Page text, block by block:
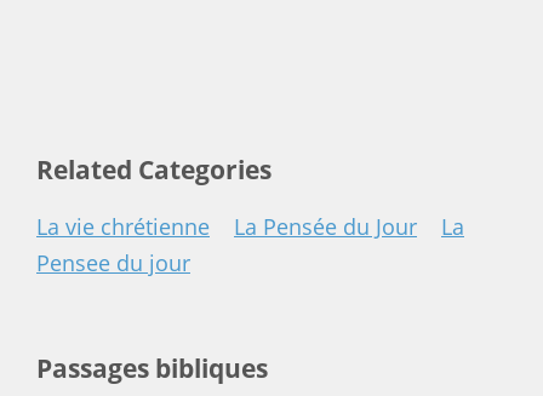
Related Categories
La vie chrétienne La Pensée du Jour
La
Pensee du jour
Passages bibliques